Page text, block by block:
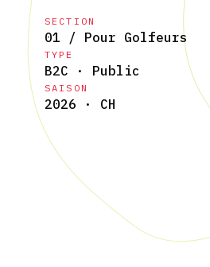
SECTION
01 / Pour Golfeurs
TYPE
B2C · Public
SAISON
2026 · CH